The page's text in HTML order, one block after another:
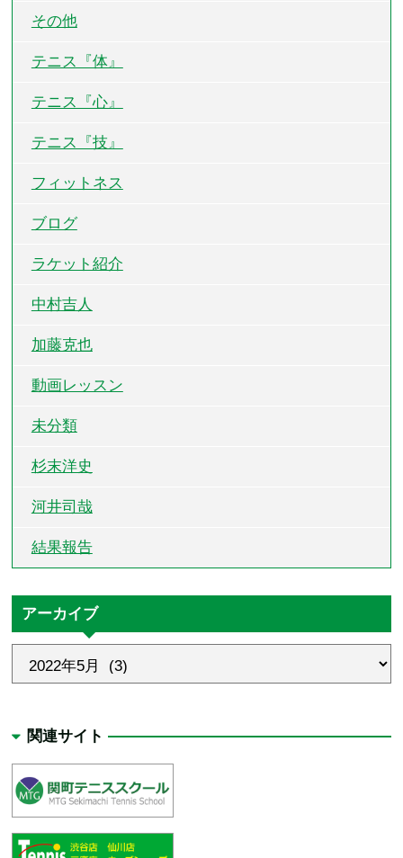
その他
テニス『体』
テニス『心』
テニス『技』
フィットネス
ブログ
ラケット紹介
中村吉人
加藤克也
動画レッスン
未分類
杉末洋史
河井司哉
結果報告
アーカイブ
関連サイト